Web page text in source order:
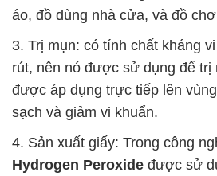
áo, đồ dùng nhà cửa, và đồ
3. Trị mụn: có tính chất kháng
rút, nên nó được sử dụng để trị
được áp dụng trực tiếp lên
sạch và giảm vi khuẩn.
4. Sản xuất giấy: Trong công
Hydrogen Peroxide được sử